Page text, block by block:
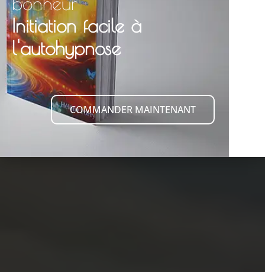
Initiation facile à
l'autohypnose
COMMANDER MAINTENANT